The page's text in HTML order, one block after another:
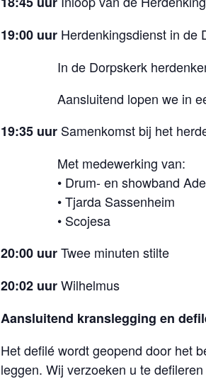
19:00 uur Herdenkingsdienst in de
In de Dorpskerk
Aansluitend lopen we in
19:35 uur Samenkomst bij het
Met medewerking van:
• Drum- en showband
• Tjarda Sassenheim
• Scojesa
20:00 uurTwee minuten stilte
20:02 uurWilhelmus
Aansluitend kranslegging en
Het defilé wordt geopend door het
leggen. Wij verzoeken u te